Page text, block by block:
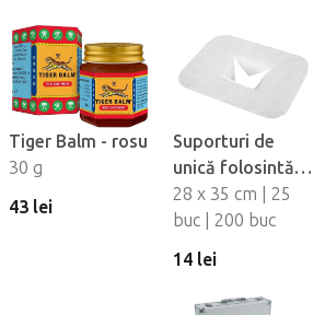
Tiger Balm - rosu
30 g
43 lei
Suporturi de
unică folosintă
pentru orificiul
fetei din material
netesut Fabulo
28 x 35 cm | 25
buc | 200 buc
14 lei